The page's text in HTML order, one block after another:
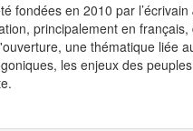
fondées en 2010 par
principalement en
une thématique liée
les enjeux des